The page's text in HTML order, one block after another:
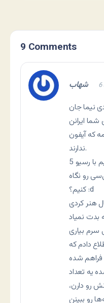
9 Comments
شهاب 6
نیما جان
که آیفون
ندارند.
سوما ما که توی ایران آیفون داریم با رسیو 5
رو نگاه
کنیم؟ :d
بدت نمیاد
دادم که
یه تعداد
رو دارن،